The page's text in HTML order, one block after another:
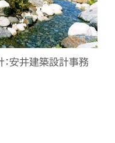
安井建築設計事務